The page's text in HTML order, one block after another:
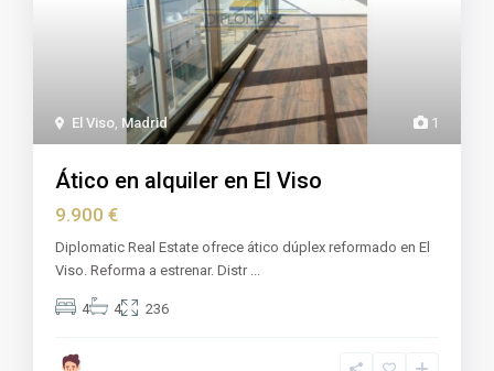
1
El Viso, Madrid
Ático en alquiler en El Viso
9.900 €
Diplomatic Real Estate ofrece ático dúplex reformado en El
Viso. Reforma a estrenar. Distr ...
4 4 236